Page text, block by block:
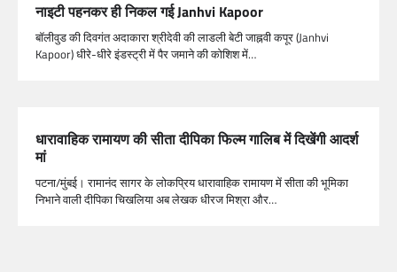
नाइटी पहनकर ही निकल गई Janhvi Kapoor
बॉलीवुड की दिवगंत अदाकारा श्रीदेवी की लाडली बेटी जाह्नवी कपूर (Janhvi
Kapoor) धीरे-धीरे इंडस्ट्री में पैर जमाने की कोशिश में…
धारावाहिक रामायण की सीता दीपिका फिल्म गालिब में दिखेंगी आदर्श
मां
पटना/मुंबई। रामानंद सागर के लोकप्रिय धारावाहिक रामायण में सीता की भूमिका
निभाने वाली दीपिका चिखलिया अब लेखक धीरज मिश्रा और…